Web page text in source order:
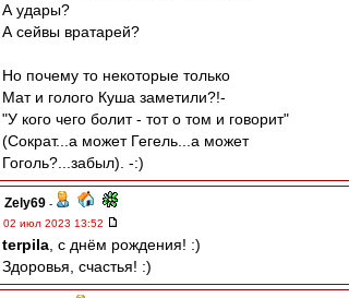
А удары?
А сейвы вратарей?
Но почему то некоторые только
Мат и голого Куша заметили?!-
"У кого чего болит - тот о том и говорит"
(Сократ...а может Гегель...а может
Гоголь?...забыл). -:)
Zely69 -
02 июл 2023 13:52
terpila , с днём рождения! :)
Здоровья, счастья! :)